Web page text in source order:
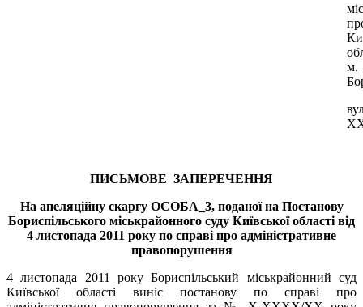
м.
ПИСЬМОВЕ ЗАПЕРЕЧЕННЯ
На апеляційну скаргу ОСОБА_3, поданої на Постанову
Бориспільського міськрайонного суду Київської області від
4 листопада 2011 року по справі про адміністративне
правопорушення
4 листопада 2011 року Бориспільський міськрайонний суд
Київської області виніс постанову по справі про